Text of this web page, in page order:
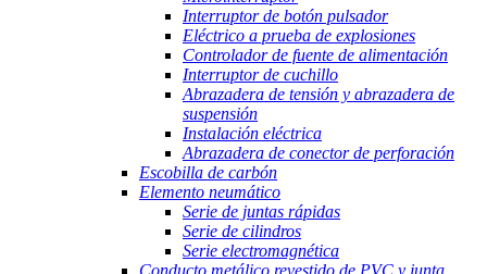
Interruptor de botón pulsador
Eléctrico a prueba de explosiones
Controlador de fuente de alimentación
Interruptor de cuchillo
Abrazadera de tensión y abrazadera de
suspensión
Instalación eléctrica
Abrazadera de conector de perforación
Escobilla de carbón
Elemento neumático
Serie de juntas rápidas
Serie de cilindros
Serie electromagnética
Conducto metálico revestido de PVC y junta